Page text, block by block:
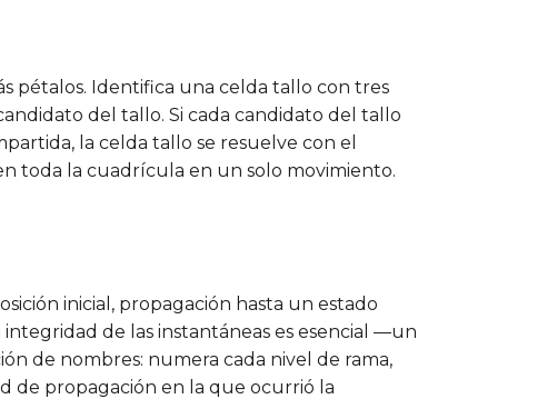
pétalos. Identifica una celda tallo con tres
del tallo. Si cada candidato del tallo
la celda tallo se resuelve con el
toda la cuadrícula en un solo movimiento.
inicial, propagación hasta un estado
de las instantáneas es esencial —un
de nombres: numera cada nivel de rama,
de propagación en la que ocurrió la